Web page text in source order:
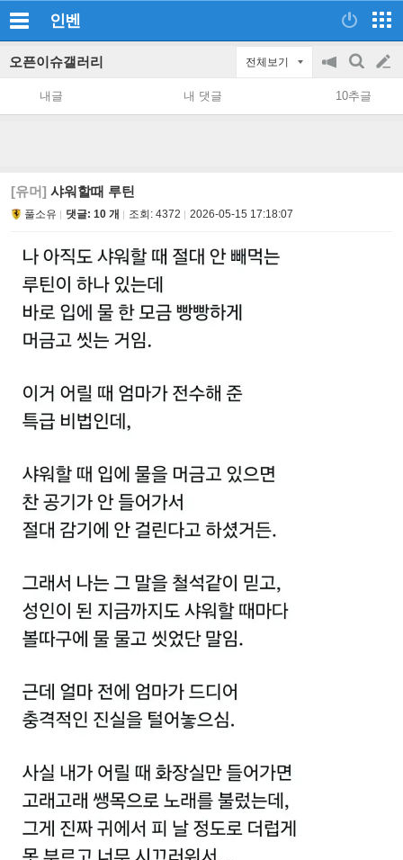
인벤
오픈이슈갤러리 전체보기
공
지
on/off
검
색
글
쓰
내글 내 댓글 10추글
[유머] 샤워할때 루틴
풀소유 댓글: 10 개 조회: 4372 2026-05-15 17:18:07